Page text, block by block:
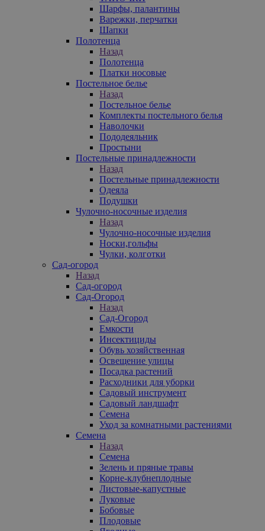
Шарфы, палантины
Варежки, перчатки
Шапки
Полотенца
Назад
Полотенца
Платки носовые
Постельное белье
Назад
Постельное белье
Комплекты постельного белья
Наволочки
Пододеяльник
Простыни
Постельные принадлежности
Назад
Постельные принадлежности
Одеяла
Подушки
Чулочно-носочные изделия
Назад
Чулочно-носочные изделия
Носки,гольфы
Чулки, колготки
Сад-огород
Назад
Сад-огород
Сад-Огород
Назад
Сад-Огород
Емкости
Инсектициды
Обувь хозяйственная
Освещение улицы
Посадка растений
Расходники для уборки
Садовый инструмент
Садовый ландшафт
Семена
Уход за комнатными растениями
Семена
Назад
Семена
Зелень и пряные травы
Корне-клубнеплодные
Листовые-капустные
Луковые
Бобовые
Плодовые